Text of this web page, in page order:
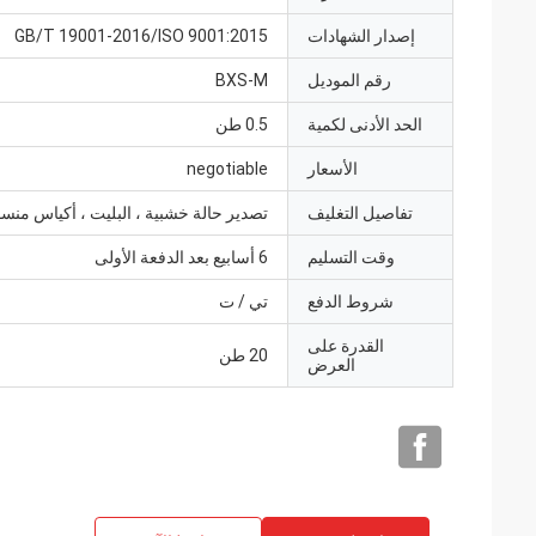
إصدار الشهادات GB/T 19001-2016/ISO 9001:2015
رقم الموديل BXS-M
الحد الأدنى لكمية 0.5 طن
الأسعار negotiable
تفاصيل التغليف تصدير حالة خشبية ، البليت ، أكياس
وقت التسليم 6 أسابيع بعد الدفعة الأولى
شروط الدفع تي / ت
القدرة على
العرض
20 طن